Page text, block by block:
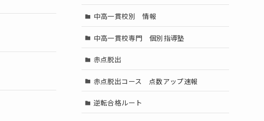
中高一貫校別 情報
中高一貫校専門 個別指導塾
赤点脱出
赤点脱出コース 点数アップ速報
逆転合格ルート